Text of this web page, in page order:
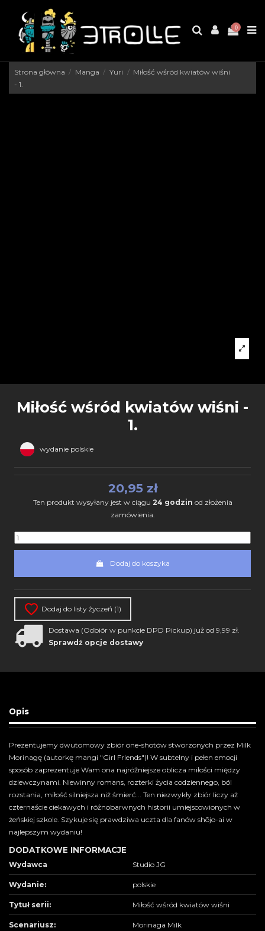
0
Strona główna Manga Yuri
Miłość wśród kwiatów wiśni
- 1.
Miłość wśród kwiatów wiśni -
1.
wydanie polskie
20,95 zł
Ten produkt wysyłany jest w ciągu 24 godzin od złożenia
zamówienia.
Dodaj do koszyka
Dodaj do listy życzeń (1)
Dostawa (Odbiór w punkcie DPD Pickup) już od 9,99 zł.
Sprawdź opcje dostawy
Opis
Prezentujemy dwutomowy zbiór one-shotów stworzonych przez Milk
Morinagę (autorkę mangi "Girl Friends")! W subtelny i pełen emocji
sposób zaprezentuje Wam ona najróżniejsze oblicza miłości między
dziewczynami. Niewinny romans, rozterki życia codziennego, ból
rozstania, miłość silniejsza niż śmierć... Ten niezwykły zbiór liczy aż
czternaście ciekawych i różnobarwnych historii umiejscowionych w
żeńskiej szkole. Szykuje się prawdziwa uczta dla fanów shōjo-ai w
najlepszym wydaniu!
DODATKOWE INFORMACJE
Wydawca Studio JG
Wydanie: polskie
Tytuł serii: Miłość wśród kwiatów wiśni
Scenariusz: Morinaga Milk